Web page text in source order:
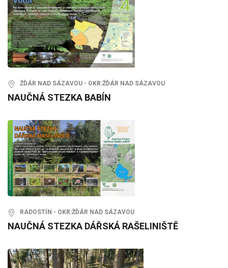
ŽĎÁR NAD SÁZAVOU - OKR:ŽĎÁR NAD SÁZAVOU
NAUČNÁ STEZKA BABÍN
RADOSTÍN - OKR:ŽĎÁR NAD SÁZAVOU
NAUČNÁ STEZKA DÁŘSKÁ RAŠELINIŠTĚ